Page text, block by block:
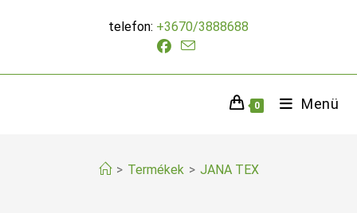
telefon: +3670/3888688
0 Menü
> Termékek > JANA TEX